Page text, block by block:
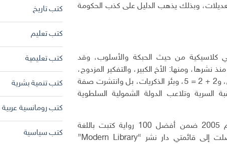
وبذلك يذهب الدليل على كذب الحكومة
كلاسيكية من حيث الحبكة والأسلوب، وقد
ومنها: الأخ الكبير، والتفكير المزدوج،
وجريمة فكر، والغرفة 101، وشاشة العرض، و2 + 2 = 5، وبئر الذكريات، بل وانتشرت صفة
السرية وتلاعب الدولة الشمولية السلطوية
اختارت مجلة تايم رواية “1984” في عام 2005 ضمن أفضل 100 رواية كتبت باللغة
الإنجليزية بين سنتي 1923 و2005. ووصلت إلى قائمتي دار نشر “Modern Library”
كتب تاريخ
كتب تعليم
كتب تعليمية
كتب تنمية بشرية
كتب رومانسية عربية
كتب سياسية